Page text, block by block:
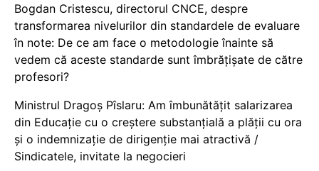
Bogdan Cristescu, directorul CNCE, despre
transformarea nivelurilor din standardele de evaluare
în note: De ce am face o metodologie înainte să
vedem că aceste standarde sunt îmbrățișate de către
profesori?
Ministrul Dragoș Pîslaru: Am îmbunătățit salarizarea
din Educație cu o creștere substanțială a plății cu ora
și o indemnizație de dirigenție mai atractivă /
Sindicatele, invitate la negocieri